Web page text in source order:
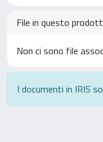
File in questo
Non ci sono file
I documenti in IRIS